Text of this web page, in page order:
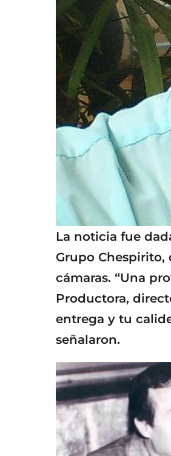
La noticia fue
Grupo
cámaras. “Una
Productora,
entrega y tu
señalaron.